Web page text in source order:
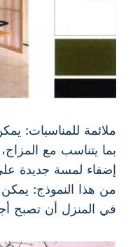
ملائمة للمناسبات:
بما يتناسب مع
إضفاء لمسة جديدة على
من هذا النموذج:
في المنزل أن تصبح